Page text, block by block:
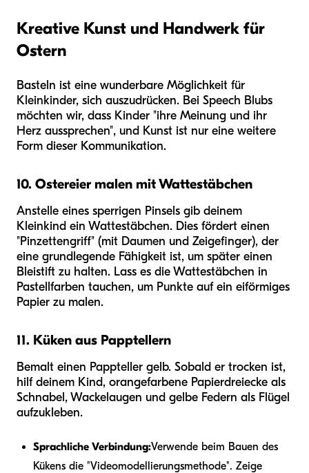
Kreative Kunst und Handwerk für
Ostern
Basteln ist eine wunderbare Möglichkeit für
Kleinkinder, sich auszudrücken. Bei Speech Blubs
möchten wir, dass Kinder "ihre Meinung und ihr
Herz aussprechen", und Kunst ist nur eine weitere
Form dieser Kommunikation.
10. Ostereier malen mit Wattestäbchen
Anstelle eines sperrigen Pinsels gib deinem
Kleinkind ein Wattestäbchen. Dies fördert einen
"Pinzettengriff" (mit Daumen und Zeigefinger), der
eine grundlegende Fähigkeit ist, um später einen
Bleistift zu halten. Lass es die Wattestäbchen in
Pastellfarben tauchen, um Punkte auf ein eiförmiges
Papier zu malen.
11. Küken aus Papptellern
Bemalt einen Pappteller gelb. Sobald er trocken ist,
hilf deinem Kind, orangefarbene Papierdreiecke als
Schnabel, Wackelaugen und gelbe Federn als Flügel
aufzukleben.
Sprachliche Verbindung:Verwende beim Bauen des
Kükens die "Videomodellierungsmethode". Zeige